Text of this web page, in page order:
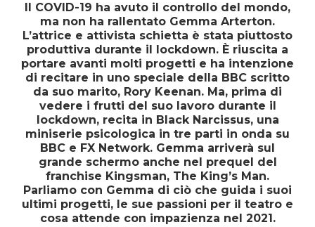
Il COVID-19 ha avuto il controllo del mondo,
ma non ha rallentato Gemma Arterton.
L’attrice e attivista schietta è stata piuttosto
produttiva durante il lockdown. È riuscita a
portare avanti molti progetti e ha intenzione
di recitare in uno speciale della BBC scritto
da suo marito, Rory Keenan. Ma, prima di
vedere i frutti del suo lavoro durante il
lockdown, recita in Black Narcissus, una
miniserie psicologica in tre parti in onda su
BBC e FX Network. Gemma arriverà sul
grande schermo anche nel prequel del
franchise Kingsman, The King’s Man.
Parliamo con Gemma di ciò che guida i suoi
ultimi progetti, le sue passioni per il teatro e
cosa attende con impazienza nel 2021.